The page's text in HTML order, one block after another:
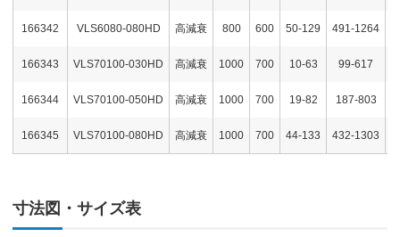
166342 VLS6080-080HD 高減衰 800 600 50-129 491-1264
166343 VLS70100-030HD 高減衰 1000 700 10-63 99-617
166344 VLS70100-050HD 高減衰 1000 700 19-82 187-803
166345 VLS70100-080HD 高減衰 1000 700 44-133 432-1303
寸法図・サイズ表